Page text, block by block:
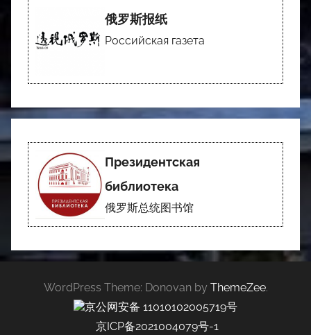
俄罗斯报纸
Российская газета
Президентская
библиотека
俄罗斯总统图书馆
WordPress Theme: Donovan by ThemeZee.
京公网安备 11010102005719号
京ICP备2021004079号-1